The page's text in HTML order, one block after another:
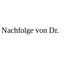
von Dr.